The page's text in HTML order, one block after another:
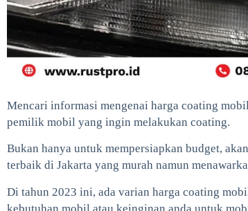
Mencari informasi mengenai harga coating
pemilik mobil yang ingin melakukan coating.
Bukan hanya untuk mempersiapkan budget,
terbaik di Jakarta yang murah namun
Di tahun 2023 ini, ada varian harga coating
kebutuhan mobil atau keinginan anda untuk